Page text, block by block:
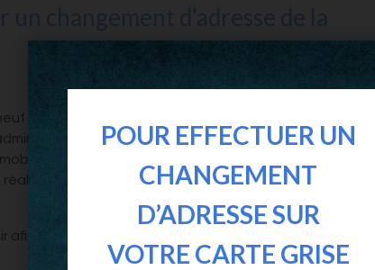
ou d’occasion, doit nécessiter la réalisation d’un
Et lorsque l’on parle de démarches
la réalisation d’une carte grise est une étape
dans les règles de l’art nécessite un tas de
afin d’effectuer un changement d’adresse de la carte
POUR EFFECTUER UN
CHANGEMENT
D’ADRESSE SUR
VOTRE CARTE GRISE